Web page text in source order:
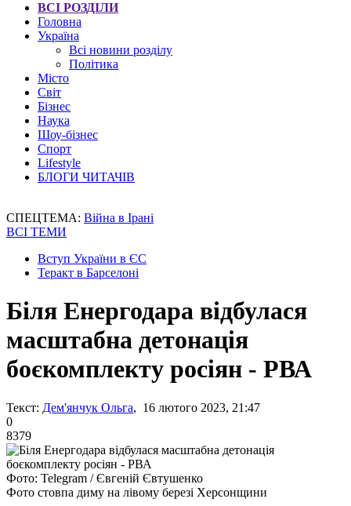
ВСІ РОЗДІЛИ
Головна
Україна
Всі новини розділу
Політика
Місто
Світ
Бізнес
Наука
Шоу-бізнес
Спорт
Lifestyle
БЛОГИ ЧИТАЧІВ
СПЕЦТЕМА: Війна в Ірані
ВСІ ТЕМИ
Вступ України в ЄС
Теракт в Барселоні
Біля Енергодара відбулася
масштабна детонація
боєкомплекту росіян - РВА
Текст: Дем'янчук Ольга, 16 лютого 2023, 21:47
0
8379
Фото: Telegram / Євгеній Євтушенко
Фото стовпа диму на лівому березі Херсонщини